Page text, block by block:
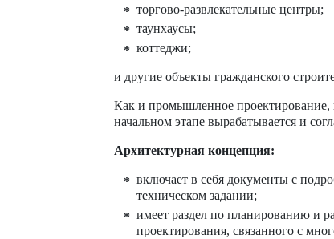
торгово-развлекательные центры;
таунхаусы;
коттеджи;
и другие объекты гражданского
Как и промышленное проектирование,
начальном этапе вырабатывается и
Архитектурная концепция:
включает в себя документы с
техническом задании;
имеет раздел по планированию и
проектирования, связанного с